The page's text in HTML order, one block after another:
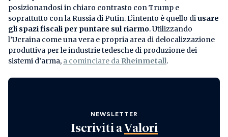
posizionandosi in chiaro contrasto con Trump e
soprattutto con la Russia di Putin. L’intento è quello diusare
gli spazi fiscali per puntare sul riarmo. Utilizzando
l’Ucraina come una vera e propria area di delocalizzazione
produttiva per le industrie tedesche di produzione dei
sistemi d’arma, a cominciare da Rheinmetall.
NEWSLETTER
Iscriviti a Valori